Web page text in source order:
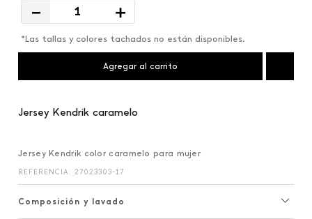
＋
－
*Las tallas y colores tachados no están disponibles.
Agregar al carrito
Jersey Kendrik caramelo
Jersey Kendrik color caramelo para mujer
REFERENCIA : 27023303-17
Composición y lavado